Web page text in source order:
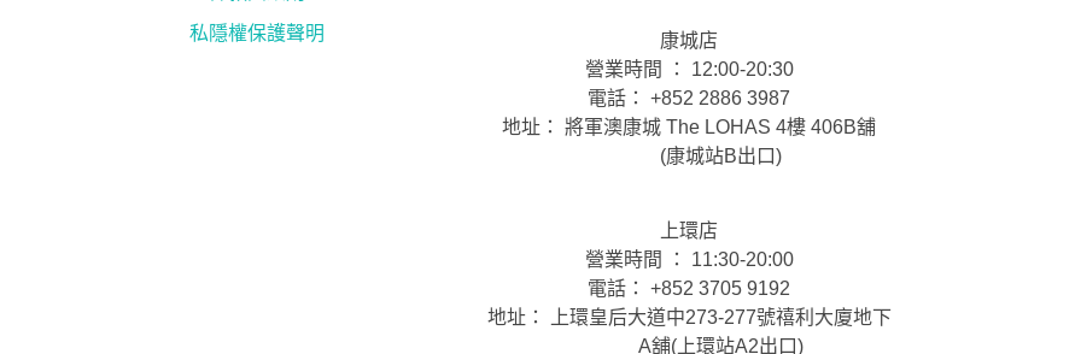
私隱權保護聲明
康城店
營業時間 ： 12:00-20:30
電話： +852 2886 3987
地址： 將軍澳康城 The LOHAS 4樓 406B舖
(康城站B出口)
上環店
營業時間 ： 11:30-20:00
電話： +852 3705 9192
地址： 上環皇后大道中273-277號禧利大廈地下
A舖(上環站A2出口)